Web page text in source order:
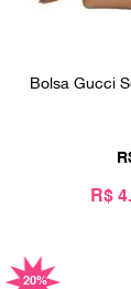
Bolsa Gucci
R$
20%